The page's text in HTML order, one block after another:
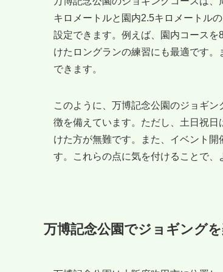
キロメートルと園内2.5キロメートル
設定できます。例えば、園内コース
けたロングランの練習にも最適です
できます。
このように、万博記念公園のジョギ
徴を備えています。ただし、土日祝
けた方が無難です。また、イベント
す。これらの点に気を付けることで、
万博記念公園でジョギング